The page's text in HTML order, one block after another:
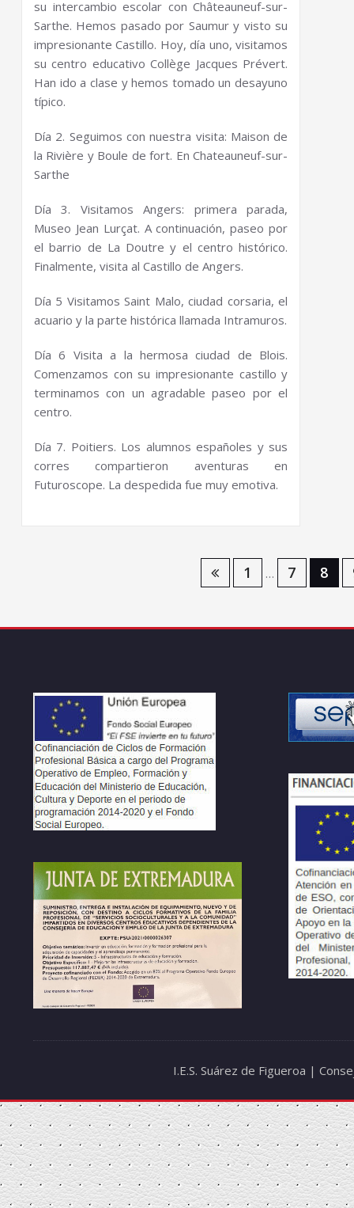
su intercambio escolar con Châteauneuf-sur-
Sarthe. Hemos pasado por Saumur y visto su
impresionante Castillo. Hoy, día uno, visitamos
su centro educativo Collège Jacques Prévert.
Han ido a clase y hemos tomado un desayuno
típico.
Día 2. Seguimos con nuestra visita: Maison de
la Rivière y Boule de fort. En Chateauneuf-sur-
Sarthe
Día 3. Visitamos Angers: primera parada,
Museo Jean Lurçat. A continuación, paseo por
el barrio de La Doutre y el centro histórico.
Finalmente, visita al Castillo de Angers.
Día 5 Visitamos Saint Malo, ciudad corsaria, el
acuario y la parte histórica llamada Intramuros.
Día 6 Visita a la hermosa ciudad de Blois.
Comenzamos con su impresionante castillo y
terminamos con un agradable paseo por el
centro.
Día 7. Poitiers. Los alumnos españoles y sus
corres compartieron aventuras en
Futuroscope. La despedida fue muy emotiva.
1 … 7 8
I.E.S. Suárez de Figueroa |